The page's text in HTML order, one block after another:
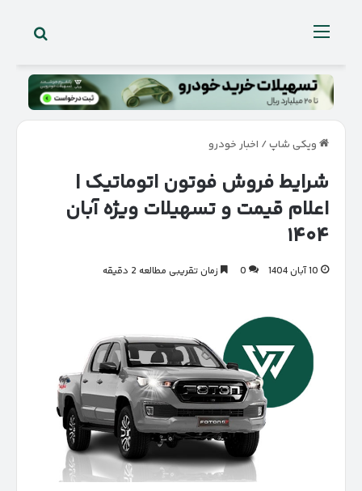
منو
ویکی شاپ/ اخبار خودرو
شرایط فروش فوتون اتوماتیک |
اعلام قیمت و تسهیلات ویژه آبان
۱۴۰۴
10 آبان 1404 0 زمان تقریبی مطالعه 2 دقیقه